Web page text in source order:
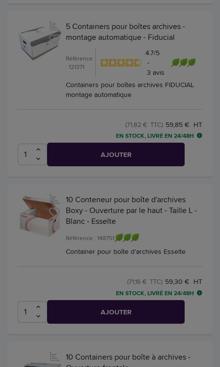
5 Containers pour boîtes archives -
montage automatique - Fiducial
Référence
: 121371
4.7/5
-
3 avis
Containers pour boîtes archives FIDUCIAL
montage automatique
59,85 € HT
(71,82 € TTC)
EN STOCK, LIVRÉ EN 24/48H
AJOUTER
10 Conteneur pour boîte d'archives
Boxy - Ouverture par le haut - Taille L -
Blanc - Esselte
Référence : 148751
Container pour boîte d'archives Esselte
59,30 € HT
(71,16 € TTC)
EN STOCK, LIVRÉ EN 24/48H
AJOUTER
10 Containers pour boîte à archives -